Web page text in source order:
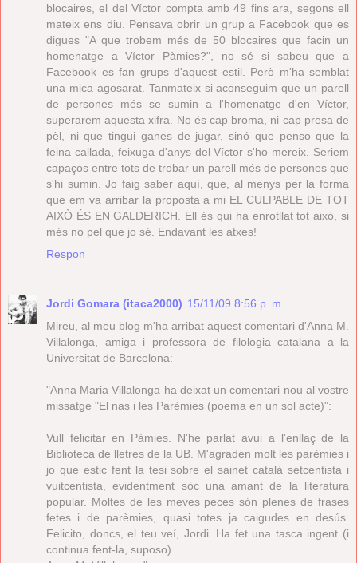
blocaires, el del Víctor compta amb 49 fins ara, segons ell
mateix ens diu. Pensava obrir un grup a Facebook que es
digues "A que trobem més de 50 blocaires que facin un
homenatge a Víctor Pàmies?", no sé si sabeu que a
Facebook es fan grups d'aquest estil. Però m'ha semblat
una mica agosarat. Tanmateix si aconseguim que un parell
de persones més se sumin a l'homenatge d'en Víctor,
superarem aquesta xifra. No és cap broma, ni cap presa de
pèl, ni que tingui ganes de jugar, sinó que penso que la
feina callada, feixuga d'anys del Víctor s'ho mereix. Seriem
capaços entre tots de trobar un parell més de persones que
s'hi sumin. Jo faig saber aquí, que, al menys per la forma
que em va arribar la proposta a mi EL CULPABLE DE TOT
AIXÒ ÉS EN GALDERICH. Ell és qui ha enrotllat tot això, si
més no pel que jo sé. Endavant les atxes!
Respon
Jordi Gomara (itaca2000) 15/11/09 8:56 p. m.
Mireu, al meu blog m'ha arribat aquest comentari d'Anna M.
Villalonga, amiga i professora de filologia catalana a la
Universitat de Barcelona:
"Anna Maria Villalonga ha deixat un comentari nou al vostre
missatge "El nas i les Parèmies (poema en un sol acte)":
Vull felicitar en Pàmies. N'he parlat avui a l'enllaç de la
Biblioteca de lletres de la UB. M'agraden molt les parèmies i
jo que estic fent la tesi sobre el sainet català setcentista i
vuitcentista, evidentment sóc una amant de la literatura
popular. Moltes de les meves peces són plenes de frases
fetes i de parèmies, quasi totes ja caigudes en desús.
Felicito, doncs, el teu veí, Jordi. Ha fet una tasca ingent (i
continua fent-la, suposo)